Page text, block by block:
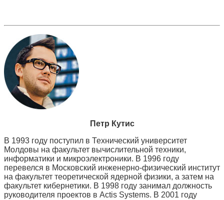
Петр Кутис
В 1993 году поступил в Технический университет
Молдовы на факультет вычислительной техники,
информатики и микроэлектроники. В 1996 году
перевелся в Московский инженерно-физический институт
на факультет теоретической ядерной физики, а затем на
факультет кибернетики. В 1998 году занимал должность
руководителя проектов в Actis Systems. В 2001 году